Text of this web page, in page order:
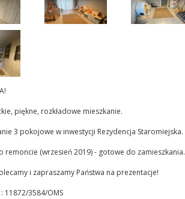
piękne, rozkładowe mieszkanie.
3 pokojowe w inwestycji Rezydencja Staromiejska.
remoncie (wrzesień 2019) - gotowe do zamieszkania.
i zapraszamy Państwa na prezentacje!
11872/3584/OMS